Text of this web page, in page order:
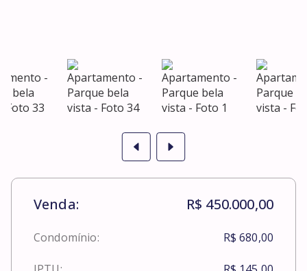
Venda: R$ 450.000,00
Condomínio: R$ 680,00